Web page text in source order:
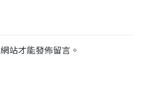
網站才能發佈留言。